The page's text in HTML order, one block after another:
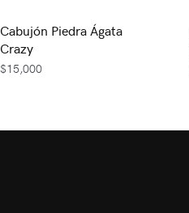
Cabujón Piedra Ágata
Crazy
$15,000